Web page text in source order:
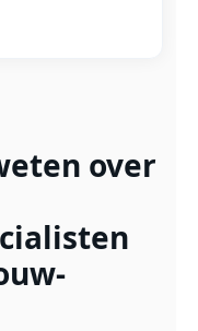
over